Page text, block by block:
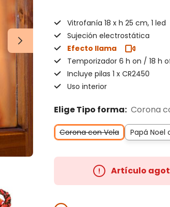
Vitrofanía 18 x h 25 cm, 1 led
Sujeción electrostática
Efecto llama
Temporizador 6 h on / 18 h
Incluye pilas 1 x CR2450
Uso interior
Elige Tipo forma: Corona
Corona con Vela Papá Noel
Artículo